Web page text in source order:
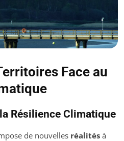
Face au
Résilience Climatique
de nouvelles réalités à